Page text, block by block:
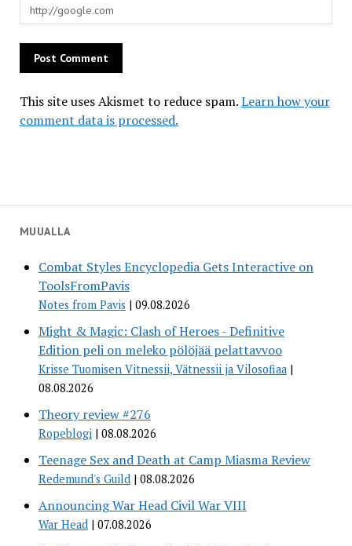
MUUALLA
Combat Styles Encyclopedia Gets Interactive on
ToolsFromPavis
Notes from Pavis 09.08.2026
Might & Magic: Clash of Heroes - Definitive
Edition peli on meleko pölöjää pelattavvoo
Krisse Tuomisen Vitnessii, Vätnessii ja Vilosofiaa
08.08.2026
Theory review #276
Ropeblogi 08.08.2026
Teenage Sex and Death at Camp Miasma Review
Redemund's Guild 08.08.2026
Announcing War Head Civil War VIII
War Head 07.08.2026
This site uses Akismet to reduce spam.Learn how your
comment data is processed.